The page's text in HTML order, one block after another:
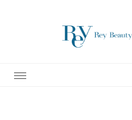
テ開設45年の実績を誇る本格エステだからこそ